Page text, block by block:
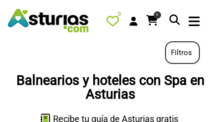
0 0
PORTADA
Filtros
Balnearios y hoteles con Spa en
Asturias
Recibe tu guía de Asturias gratis